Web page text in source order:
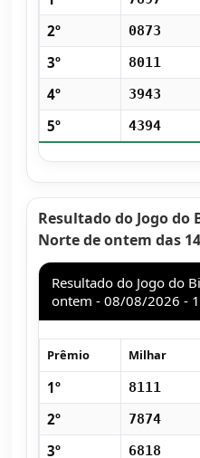
2º
0873
3º
8011
4º
3943
5º
4394
Resultado do Jogo do
Norte de ontem das
Resultado do Jogo do
ontem - 08/08/2026 -
Prêmio Milhar
1º 8111
2º
7874
3º
6818